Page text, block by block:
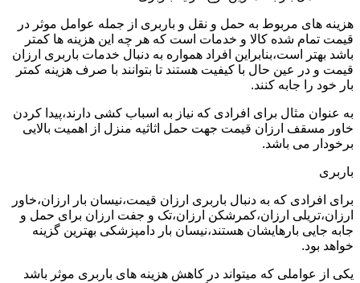
هزینه های مربوط به حمل و نقل و باربری از جمله عوامل موثر در
قیمت تمام شده کالا و خدمات است که هر چه این هزینه ها کمتر
باشد بهتر است،بنابراین افراد همواره به دنبال خدمات باربری ارزان
قیمت و در عین حال با کیفیت هستند تا بتوانند با صرف هزینه کمتر
بار خود را جابه کنند.
به عنوان مثال برای افرادی که نیاز به اسباب کشی دارند،پیدا کردن
خاور مسقف ارزان قیمت جهت حمل اثاثیه منزل از اهمیت بالایی
برخودار می باشد.
باربری
برای افرادی که به دنبال باربری ارزان قیمت،نیسان بار ارزان،خاور
ارزان،تریلی ارزان،کمرشکن ارزان،تک و جفت ارزان برای حمل و
جابه جایی بارهایشان هستند،نیسان بار دامپزشکی بهترین گزینه
خواهد بود.
یکی از عواملی که میتواند در کاهش هزینه های باربری موثر باشد